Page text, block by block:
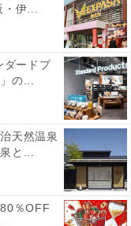
伊...
ダードプ
の...
天然温泉
と...
％OFF